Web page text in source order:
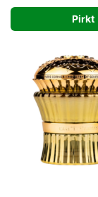
price
was:
Pirkt